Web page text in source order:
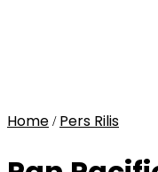
Home / Pers Rilis